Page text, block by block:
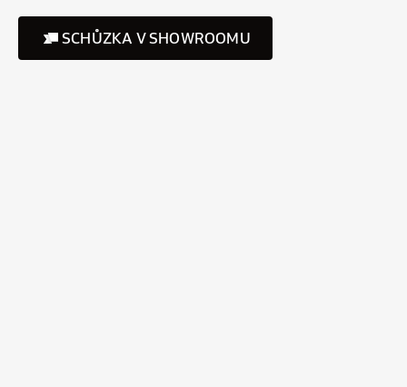
SCHŮZKA V SHOWROOMU